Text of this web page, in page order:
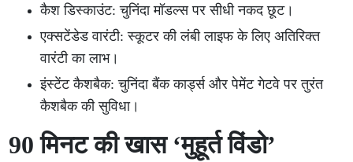
कैश डिस्काउंट: चुनिंदा मॉडल्स पर सीधी नकद छूट।
एक्सटेंडेड वारंटी: स्कूटर की लंबी लाइफ के लिए अतिरिक्त
वारंटी का लाभ।
इंस्टेंट कैशबैक: चुनिंदा बैंक कार्ड्स और पेमेंट गेटवे पर तुरंत
कैशबैक की सुविधा।
90 मिनट की खास ‘मुहूर्त विंडो’